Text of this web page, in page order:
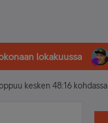
lokakuussa
kesken 48:16 kohdassa